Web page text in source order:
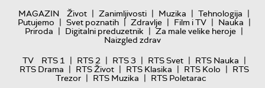
MAGAZIN
Život | Zanimljivosti | Muzika | Tehnologija |
Putujemo | Svet poznatih | Zdravlje | Film i TV | Nauka |
Priroda | Digitalni preduzetnik | Za male velike heroje |
Naizgled zdrav
TV
RTS 1 | RTS 2 | RTS 3 | RTS Svet | RTS Nauka |
RTS Drama | RTS Život | RTS Klasika | RTS Kolo | RTS
Trezor | RTS Muzika | RTS Poletarac